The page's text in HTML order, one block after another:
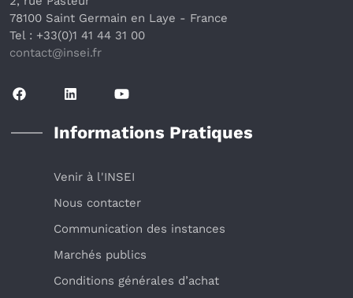
78100 Saint Germain en Laye - France
Tel : +33(0)1 41 44 31 00
contact@insei.fr
Informations Pratiques
Venir à l'INSEI
Nous contacter
Communication des instances
Marchés publics
Conditions générales d’achat